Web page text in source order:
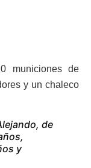
municiones de
y un chaleco
de
y